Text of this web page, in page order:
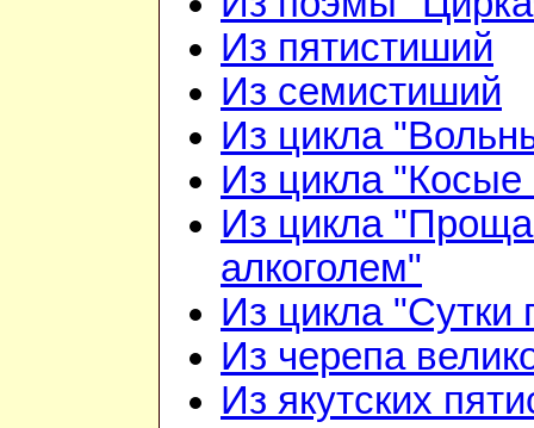
Из пятистиший
Из семистиший
Из цикла
Из цикла "Косые
Из цикла
алкоголем"
Из цикла "Сутки
Из черепа
Из якутских